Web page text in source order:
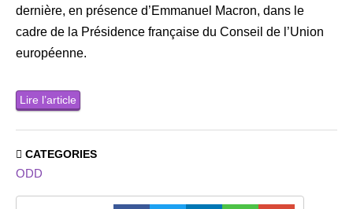
dernière, en présence d’Emmanuel Macron, dans le
cadre de la Présidence française du Conseil de l’Union
européenne.
Lire l’article
CATEGORIES
ODD